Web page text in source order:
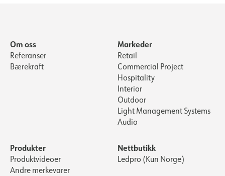
Om oss
Referanser
Bærekraft
Markeder
Retail
Commercial Project
Hospitality
Interior
Outdoor
Light Management Systems
Audio
Produkter
Produktvideoer
Andre merkevarer
Nettbutikk
Ledpro (Kun Norge)